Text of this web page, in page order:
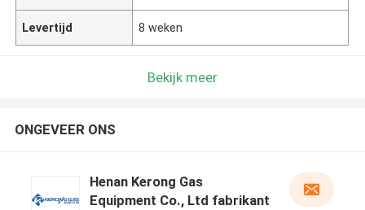
Levertijd 8 weken
Bekijk meer
ONGEVEER ONS
Henan Kerong Gas
Equipment Co., Ltd fabrikant